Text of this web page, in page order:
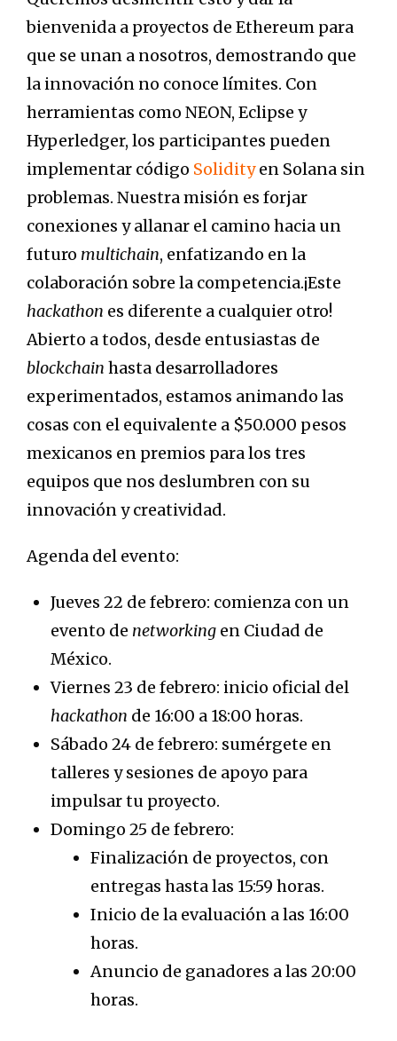
bienvenida a proyectos de Ethereum para
que se unan a nosotros, demostrando que
la innovación no conoce límites. Con
herramientas como NEON, Eclipse y
Hyperledger, los participantes pueden
implementar código Solidityen Solana sin
problemas. Nuestra misión es forjar
conexiones y allanar el camino hacia un
futuro multichain, enfatizando en la
colaboración sobre la competencia.¡Este
hackathon es diferente a cualquier otro!
Abierto a todos, desde entusiastas de
blockchain hasta desarrolladores
experimentados, estamos animando las
cosas con el equivalente a $50.000 pesos
mexicanos en premios para los tres
equipos que nos deslumbren con su
innovación y creatividad.
Agenda del evento:
Jueves 22 de febrero: comienza con un
evento de networking en Ciudad de
México.
Viernes 23 de febrero: inicio oficial del
hackathon de 16:00 a 18:00 horas.
Sábado 24 de febrero: sumérgete en
talleres y sesiones de apoyo para
impulsar tu proyecto.
Domingo 25 de febrero:
Finalización de proyectos, con
entregas hasta las 15:59 horas.
Inicio de la evaluación a las 16:00
horas.
Anuncio de ganadores a las 20:00
horas.